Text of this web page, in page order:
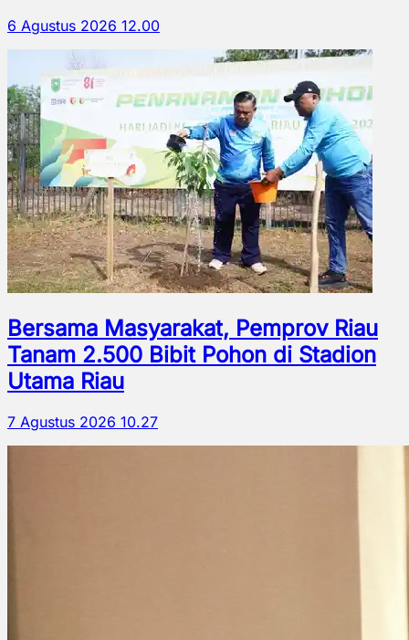
6 Agustus 2026 12.00
Bersama Masyarakat, Pemprov Riau
Tanam 2.500 Bibit Pohon di Stadion
Utama Riau
7 Agustus 2026 10.27